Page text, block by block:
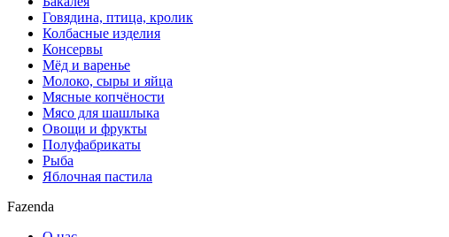
Говядина, птица, кролик
Колбасные изделия
Консервы
Мёд и варенье
Молоко, сыры и яйца
Мясные копчёности
Мясо для шашлыка
Овощи и фрукты
Полуфабрикаты
Рыба
Яблочная пастила
Fazenda